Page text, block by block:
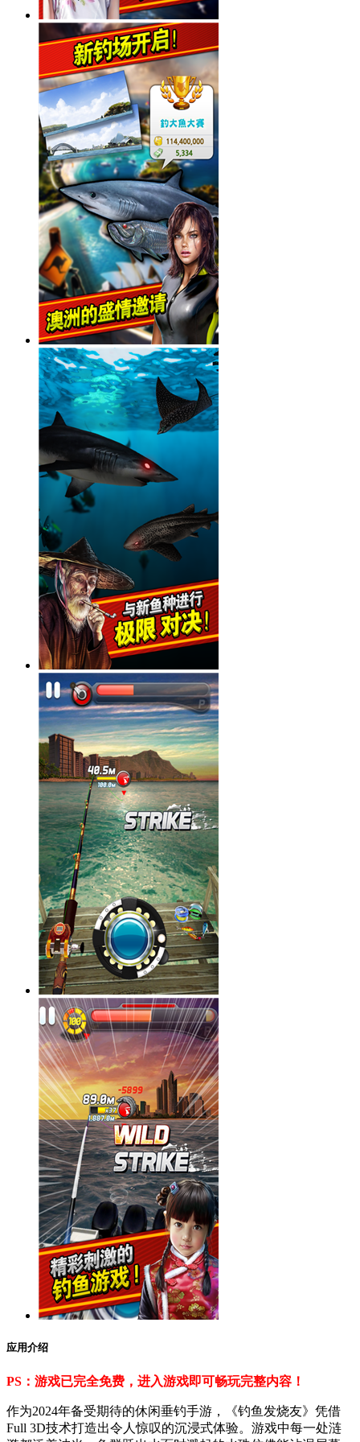
应用介绍
PS：游戏已完全免费，进入游戏即可畅玩完整内容！
作为2024年备受期待的休闲垂钓手游，《钓鱼发烧友》凭借
Full 3D技术打造出令人惊叹的沉浸式体验。游戏中每一处涟